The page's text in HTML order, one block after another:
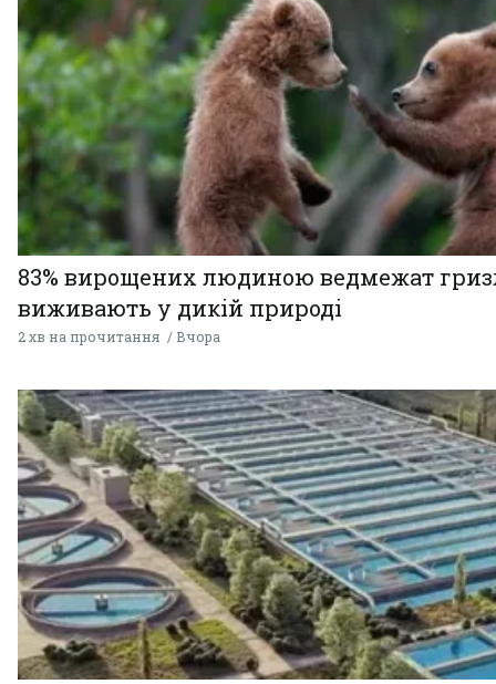
83% вирощених людиною ведмежат
виживають у дикій природі
2 хв на прочитання Вчора